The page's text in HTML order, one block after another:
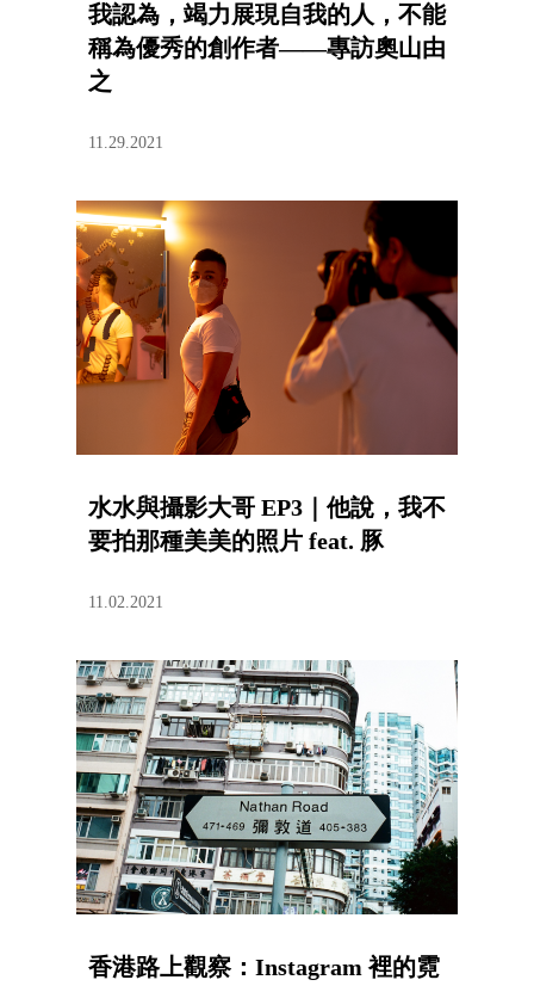
我認為，竭力展現自我的人，不能
稱為優秀的創作者——專訪奧山由
之
11.29.2021
水水與攝影大哥 EP3｜他說，我不
要拍那種美美的照片 feat. 豚
11.02.2021
香港路上觀察：Instagram 裡的霓